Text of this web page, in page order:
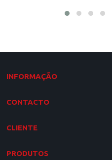
INFORMAÇÃO
CONTACTO
CLIENTE
PRODUTOS